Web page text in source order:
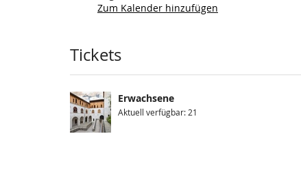
Zum Kalender hinzufügen
Produkte
Tickets
Erwachsene
Aktuell verfügbar: 21